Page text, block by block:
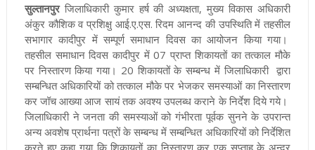
सुल्तानपुरजिलाधिकारी कुमार हर्ष की अध्यक्षता, मुख्य विकास अधिकारी
अंकुर कौशिक व प्रशिक्षु आई.ए.एस. रिदम आनन्द की उपस्थिति में तहसील
सभागार कादीपुर में सम्पूर्ण समाधान दिवस का आयोजन किया गया।
तहसील समाधान दिवस कादीपुर में 07 प्राप्त शिकायतों का तत्काल मौके
पर निस्तारण किया गया। 20 शिकायतों के सम्बन्ध में जिलाधिकारी द्वारा
सम्बन्धित अधिकारियों को तत्काल मौके पर भेजकर समस्याओं का निस्तारण
कर जॉच आख्या आज सायं तक अवश्य उपलब्ध कराने के निर्देश दिये गये।
जिलाधिकारी ने जनता की समस्याओं को गंभीरता पूर्वक सुनने के उपरान्त
अन्य अवशेष प्रार्थना पत्रों के सम्बन्ध में सम्बन्धित अधिकारियों को निर्देशित
करते हुए कहा गया कि शिकायतों का निस्तारण कर एक सप्ताह के अन्दर